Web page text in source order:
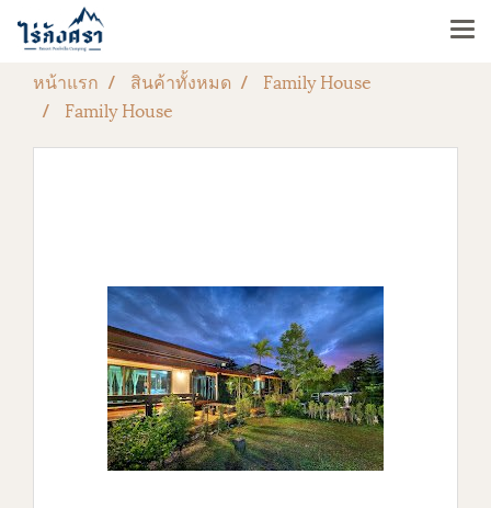
หน้าแรก สินค้าทั้งหมด
Family House
Family House